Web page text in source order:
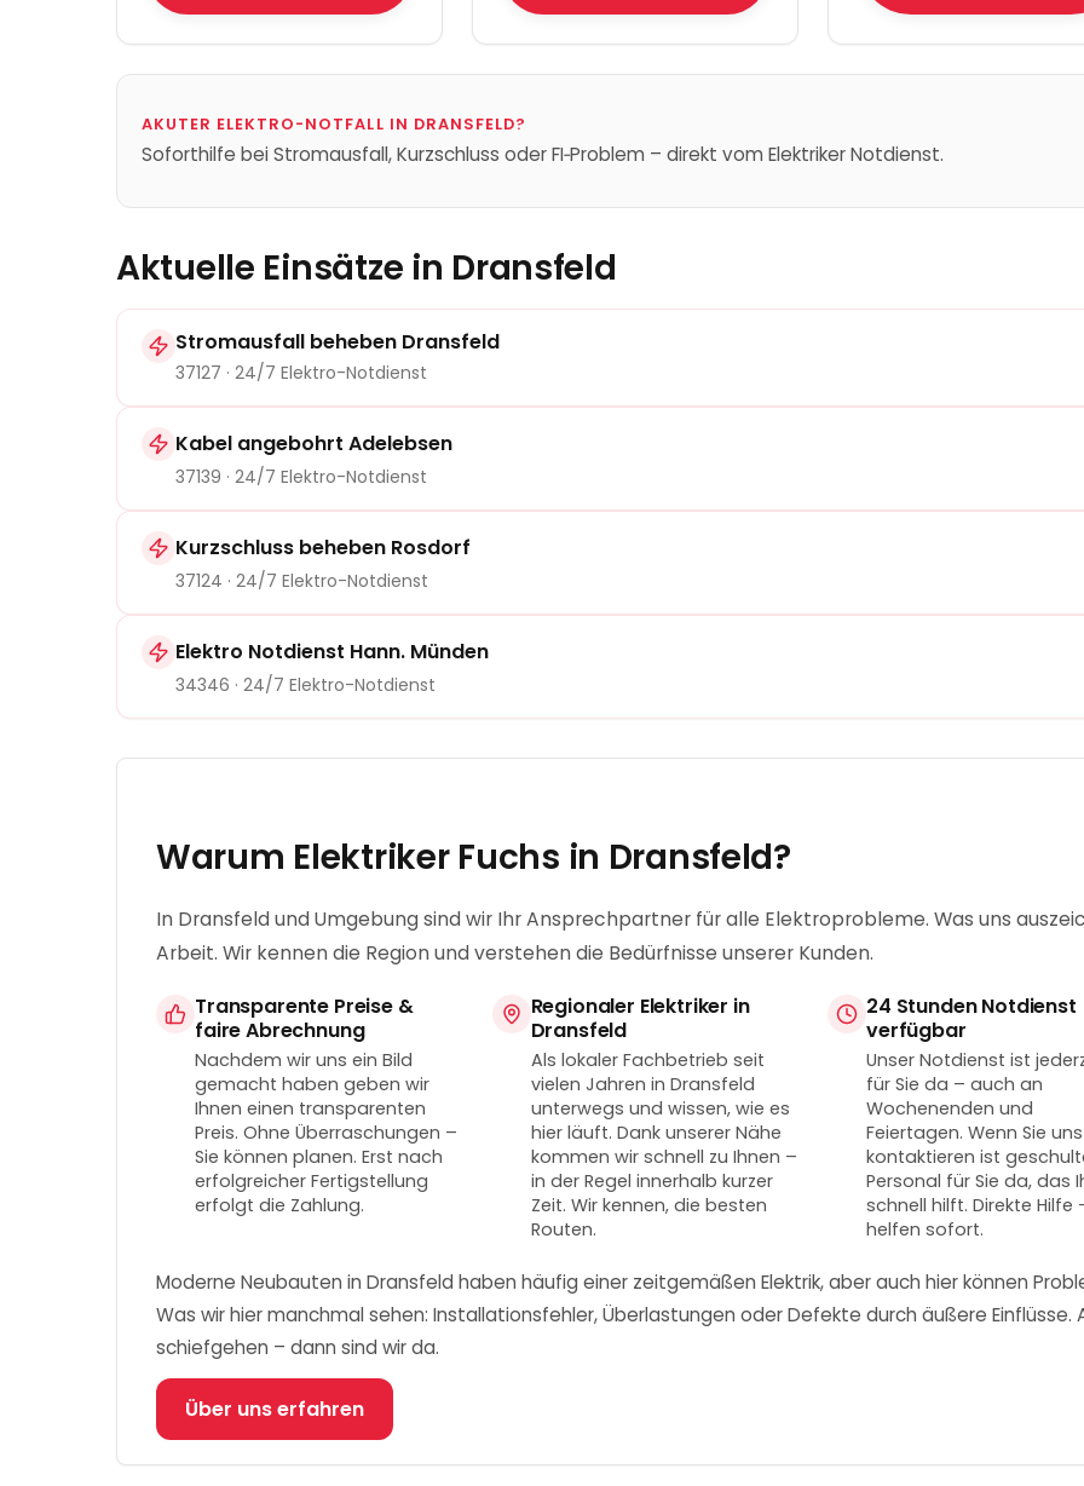
AKUTER ELEKTRO-NOTFALL IN DRANSFELD?
Soforthilfe bei Stromausfall, Kurzschluss oder FI‑Problem – direkt vom Elektriker Notdienst.
Aktuelle Einsätze in Dransfeld
Stromausfall beheben Dransfeld
37127 · 24/7 Elektro-Notdienst
Kabel angebohrt Adelebsen
37139 · 24/7 Elektro-Notdienst
Kurzschluss beheben Rosdorf
37124 · 24/7 Elektro-Notdienst
Elektro Notdienst Hann. Münden
34346 · 24/7 Elektro-Notdienst
Warum Elektriker Fuchs in Dransfeld?
In Dransfeld und Umgebung sind wir Ihr Ansprechpartner für alle Elektroprobleme. Was uns
Arbeit. Wir kennen die Region und verstehen die Bedürfnisse unserer Kunden.
Transparente Preise &
faire Abrechnung
Nachdem wir uns ein Bild
gemacht haben geben wir
Ihnen einen transparenten
Preis. Ohne Überraschungen –
Sie können planen. Erst nach
erfolgreicher Fertigstellung
erfolgt die Zahlung.
Regionaler Elektriker in
Dransfeld
Als lokaler Fachbetrieb seit
vielen Jahren in Dransfeld
unterwegs und wissen, wie es
hier läuft. Dank unserer Nähe
kommen wir schnell zu Ihnen –
in der Regel innerhalb kurzer
Zeit. Wir kennen, die besten
Routen.
24 Stunden Notdienst
verfügbar
Unser Notdienst ist
für Sie da – auch an
Wochenenden und
Feiertagen. Wenn Sie uns
kontaktieren ist
Personal für Sie da, das
schnell hilft. Direkte Hilfe
helfen sofort.
Moderne Neubauten in Dransfeld haben häufig einer zeitgemäßen Elektrik, aber auch hier können
Was wir hier manchmal sehen: Installationsfehler, Überlastungen oder Defekte durch äußere Einflüsse.
schiefgehen – dann sind wir da.
Über uns erfahren